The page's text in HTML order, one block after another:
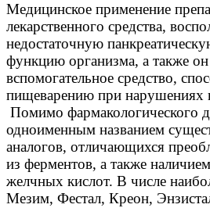
Медицинское применение
лекарственного средства,
недостаточную
функцию организма, а также он
вспомогательное средство,
пищеварению при нарушениях
Помимо фармакологического
одноименным названием
аналогов, отличающихся
из ферментов, а также
желчных кислот. В числе
Мезим, Фестал, Креон,